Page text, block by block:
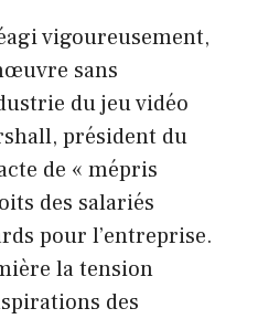
vigoureusement,
sans
du jeu vidéo
président du
de « mépris
des salariés
pour l’entreprise.
la tension
des